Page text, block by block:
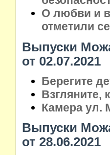
О любви и
отметили
Выпуски
от 02.07.2021
Берегите
Взгляните,
Камера ул.
Выпуски
от 28.06.2021